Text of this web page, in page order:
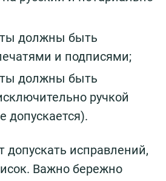
должны быть
и подписями;
должны быть
ручкой
допускается).
допускать исправлений,
Важно бережно